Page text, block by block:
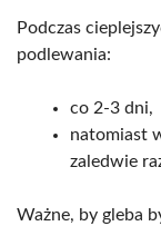
Podczas
podlewania:
co 2-3 dni,
natomiast
zaledwie
Ważne, by gleba